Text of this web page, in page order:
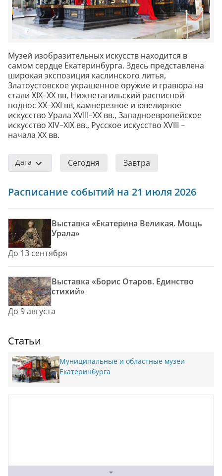
Музей изобразительных искусств находится в
самом сердце Екатеринбурга. Здесь представлена
широкая экспозиция каслинского литья,
Златоустовское украшенное оружие и гравюра на
стали XIX–XX вв, Нижнетагильский расписной
поднос XX–XXI вв, камнерезное и ювелирное
искусство Урала XVIII–XX вв., Западноевропейское
искусство XIV–XIX вв., Русское искусство XVIII –
начала XX вв.
Дата Сегодня Завтра
Расписание событий на 21 июля 2026
Выставка «Екатерина Великая. Мощь
Урала»
До 13 сентября
Выставка «Борис Отаров. Единство
стихий»
До 9 августа
Статьи
Муниципальные и областные музеи
Екатеринбурга